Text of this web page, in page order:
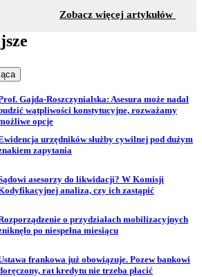
Zobacz więcej artykułów
z
wiadomości zwiadomości z
Gajda-Roszczynialska: Asesura może nadal
wątpliwości konstytucyjne, rozważamy
opcje
urzędników służby cywilnej pod dużym
zapytania
asesorzy do likwidacji? W Komisji
analiza, czy ich zastąpić
o przydziałach mobilizacyjnych
po niespełna miesiącu
frankowa już obowiązuje. Pozew bankowi
rat kredytu nie trzeba płacić